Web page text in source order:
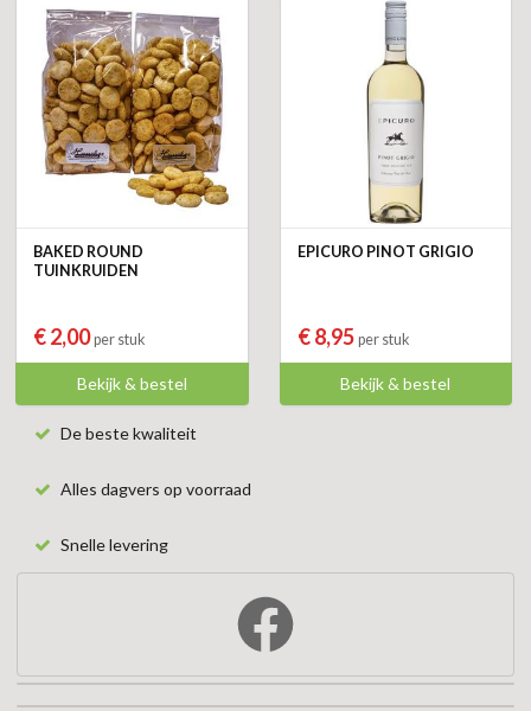
BAKED ROUND
TUINKRUIDEN
€ 2,00per stuk
Bekijk & bestel
EPICURO PINOT GRIGIO
€ 8,95 per stuk
Bekijk & bestel
De beste kwaliteit
Alles dagvers op voorraad
Snelle levering